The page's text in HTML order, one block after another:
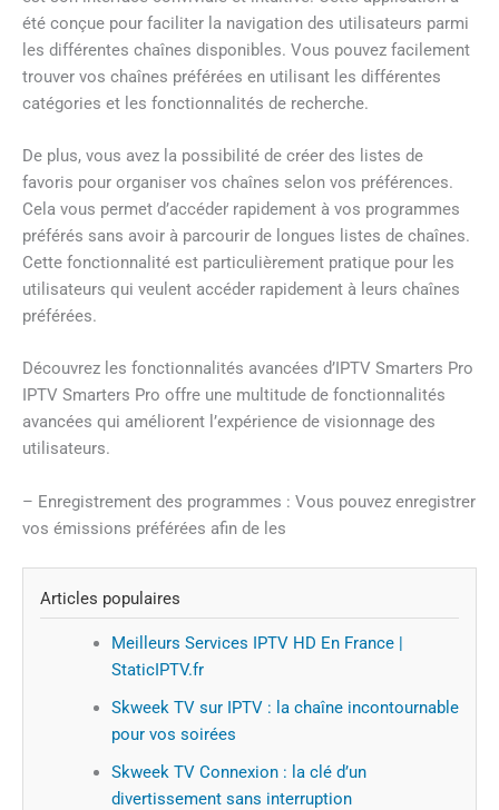
été conçue pour faciliter la navigation des utilisateurs parmi
les différentes chaînes disponibles. Vous pouvez facilement
trouver vos chaînes préférées en utilisant les différentes
catégories et les fonctionnalités de recherche.
De plus, vous avez la possibilité de créer des listes de
favoris pour organiser vos chaînes selon vos préférences.
Cela vous permet d’accéder rapidement à vos programmes
préférés sans avoir à parcourir de longues listes de chaînes.
Cette fonctionnalité est particulièrement pratique pour les
utilisateurs qui veulent accéder rapidement à leurs chaînes
préférées.
Découvrez les fonctionnalités avancées d’IPTV Smarters Pro
IPTV Smarters Pro offre une multitude de fonctionnalités
avancées qui améliorent l’expérience de visionnage des
utilisateurs.
– Enregistrement des programmes : Vous pouvez enregistrer
vos émissions préférées afin de les
Articles populaires
Meilleurs Services IPTV HD En France |
StaticIPTV.fr
Skweek TV sur IPTV : la chaîne incontournable
pour vos soirées
Skweek TV Connexion : la clé d’un
divertissement sans interruption